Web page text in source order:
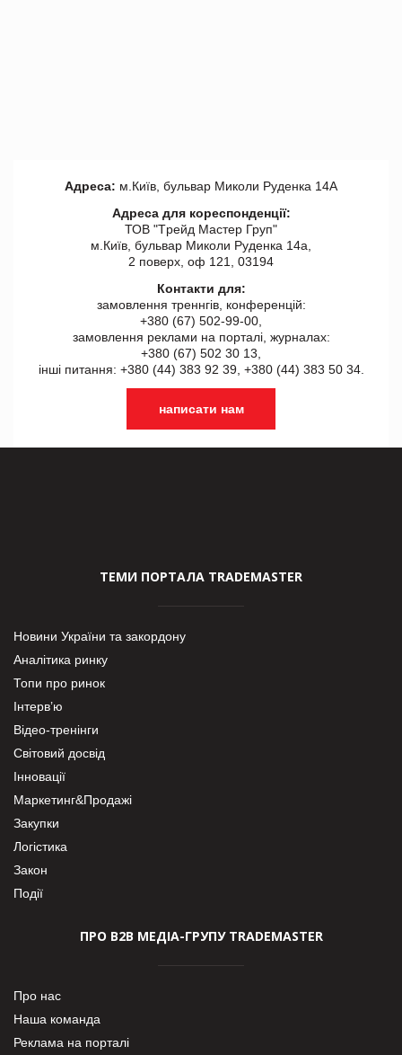
Адреса: м.Київ, бульвар Миколи Руденка 14А
Адреса для кореспонденції:
ТОВ "Tрейд Мастер Груп"
м.Київ, бульвар Миколи Руденка 14а,
2 поверх, оф 121, 03194
Контакти для:
замовлення треннгів, конференцій:
+380 (67) 502-99-00,
замовлення реклами на порталі, журналах:
+380 (67) 502 30 13,
інші питання: +380 (44) 383 92 39, +380 (44) 383 50 34.
написати нам
ТЕМИ ПОРТАЛА TRADEMASTER
Новини України та закордону
Аналітика ринку
Топи про ринок
Інтерв’ю
Відео-тренінги
Світовий досвід
Інновації
Маркетинг&Продажі
Закупки
Логістика
Закон
Події
ПРО В2В МЕДІА-ГРУПУ TRADEMASTER
Про нас
Наша команда
Реклама на порталі